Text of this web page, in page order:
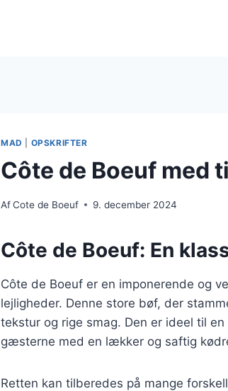
MAD OPSKRIFTER
Côte de Boeuf med
AfCote de Boeuf 9. december 2024
Côte de Boeuf: En
Côte de Boeuf er en imponerende og
lejligheder. Denne store bøf, der
tekstur og rige smag. Den er ideel til
gæsterne med en lækker og saftig
Retten kan tilberedes på mange